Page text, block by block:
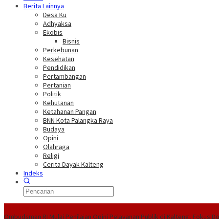
Berita Lainnya
Desa Ku
Adhyaksa
Ekobis
Bisnis
Perkebunan
Kesehatan
Pendidikan
Pertambangan
Pertanian
Politik
Kehutanan
Ketahanan Pangan
BNN Kota Palangka Raya
Budaya
Opini
Olahraga
Religi
Cerita Dayak Kalteng
Indeks
Ombudsman RI Mulai Penilaian Opini Pelayanan Publik di Kalteng, Fokus